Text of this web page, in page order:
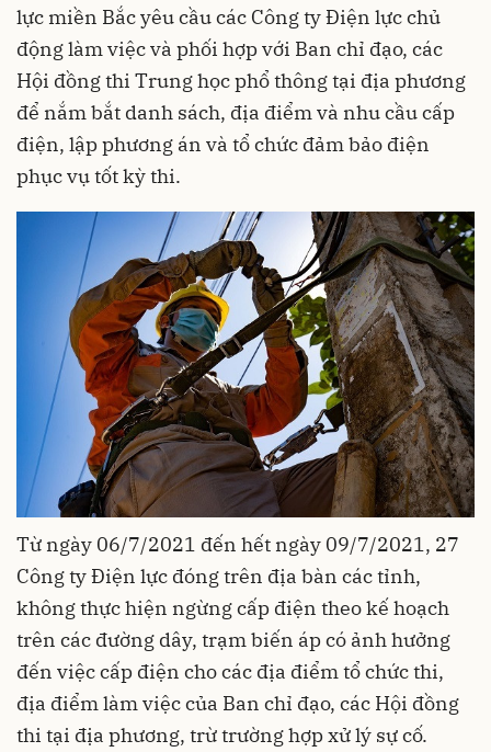
lực miền Bắc yêu cầu các Công ty Điện lực chủ
động làm việc và phối hợp với Ban chỉ đạo, các
Hội đồng thi Trung học phổ thông tại địa phương
để nắm bắt danh sách, địa điểm và nhu cầu cấp
điện, lập phương án và tổ chức đảm bảo điện
phục vụ tốt kỳ thi.
Từ ngày 06/7/2021 đến hết ngày 09/7/2021, 27
Công ty Điện lực đóng trên địa bàn các tỉnh,
không thực hiện ngừng cấp điện theo kế hoạch
trên các đường dây, trạm biến áp có ảnh hưởng
đến việc cấp điện cho các địa điểm tổ chức thi,
địa điểm làm việc của Ban chỉ đạo, các Hội đồng
thi tại địa phương, trừ trường hợp xử lý sự cố.